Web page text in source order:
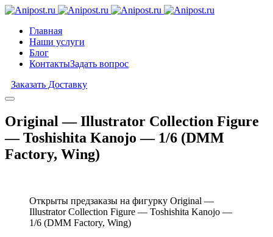
Главная
Наши услуги
Блог
КонтактыЗадать вопрос
Заказать Доставку
Original — Illustrator Collection Figure
— Toshishita Kanojo — 1/6 (DMM
Factory, Wing)
Открыты предзаказы на фигурку Original —
Illustrator Collection Figure — Toshishita Kanojo —
1/6 (DMM Factory, Wing)